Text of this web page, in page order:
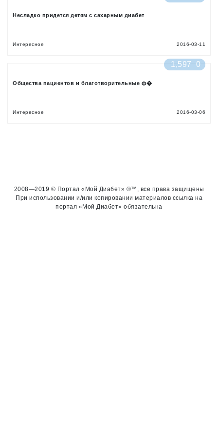
Несладко придется детям с сахарным диабет
Интересное 2016-03-11
1,597 0
Общества пациентов и благотворительные ф�
Интересное 2016-03-06
2008—2019 © Портал «Мой Диабет» ®™, все права защищены
При использовании и/или копировании материалов ссылка на
портал «Мой Диабет» обязательна